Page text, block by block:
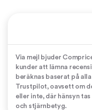
Via mejl bjuder
kunder att lämna
beräknas baserat på
Trustpilot, oavsett om
eller inte, där hänsyn
och stjärnbetyg.